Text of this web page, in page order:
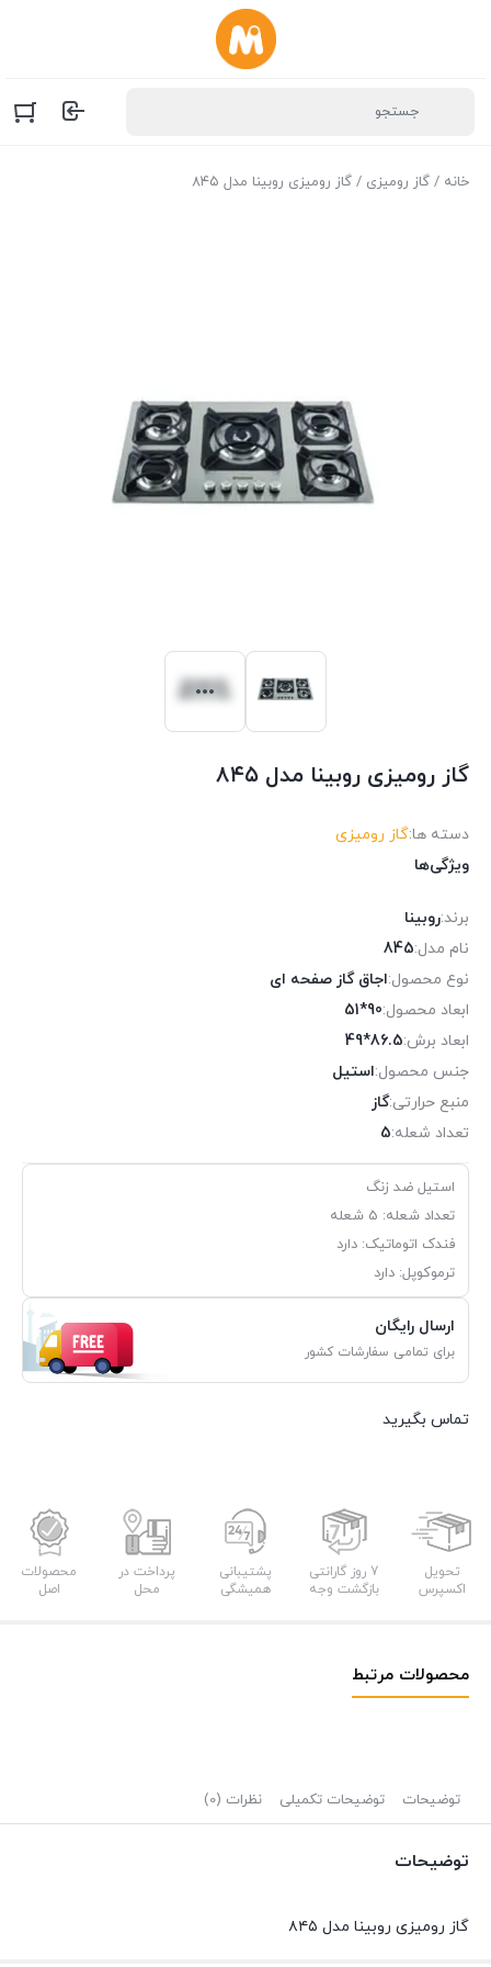
خانه / گاز رومیزی / گاز رومیزی روبینا مدل ۸۴۵
گاز رومیزی روبینا مدل ۸۴۵
دسته ها:گاز رومیزی
ویژگی‌ها
برند:روبینا
نام مدل:845
نوع محصول:اجاق گاز صفحه ای
ابعاد محصول:90*51
ابعاد برش:86.5*49
جنس محصول:استیل
منبع حرارتی:گاز
تعداد شعله:5
استیل ضد زنگ
تعداد شعله: 5 شعله
فندک اتوماتیک: دارد
ترموکوپل: دارد
ارسال رایگان
برای تمامی سفارشات کشور
تماس بگیرید
تحویل
اکسپرس
7 روز گارانتی
بازگشت وجه
پشتیبانی
همیشگی
پرداخت در
محل
محصولات
اصل
محصولات مرتبط
توضیحات توضیحات تکمیلی نظرات (0)
توضیحات
گاز رومیزی روبینا مدل ۸۴۵